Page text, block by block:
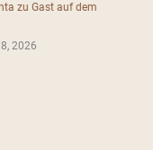
zu Gast auf dem
2026